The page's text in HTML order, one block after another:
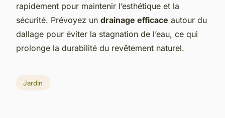
rapidement pour maintenir l’esthétique et la
sécurité. Prévoyez un drainage efficace autour du
dallage pour éviter la stagnation de l’eau, ce qui
prolonge la durabilité du revêtement naturel.
Jardin